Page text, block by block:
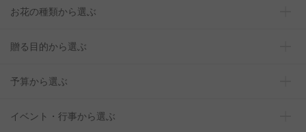
お花の種類から選ぶ
贈る目的から選ぶ
予算から選ぶ
イベント・行事から選ぶ